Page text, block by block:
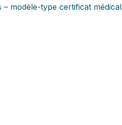
modèle-type certificat médical